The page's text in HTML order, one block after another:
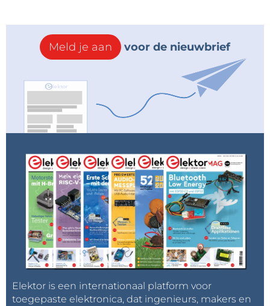
Meld je aan voor de nieuwbrief
Elektor is een internationaal platform voor
toegepaste elektronica, dat ingenieurs, makers en